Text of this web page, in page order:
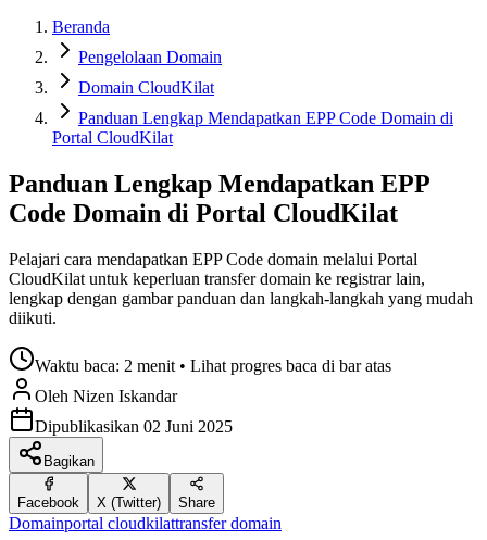
Beranda
Pengelolaan Domain
Domain CloudKilat
Panduan Lengkap Mendapatkan EPP Code Domain di
Portal CloudKilat
Panduan Lengkap Mendapatkan EPP
Code Domain di Portal CloudKilat
Pelajari cara mendapatkan EPP Code domain melalui Portal
CloudKilat untuk keperluan transfer domain ke registrar lain,
lengkap dengan gambar panduan dan langkah-langkah yang mudah
diikuti.
Waktu baca: 2 menit • Lihat progres baca di bar atas
Oleh Nizen Iskandar
Dipublikasikan 02 Juni 2025
Bagikan
Facebook X (Twitter) Share
Domainportal cloudkilattransfer domain